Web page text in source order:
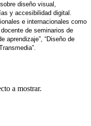
diseño visual,
y accesibilidad digital.
e internacionales como
de seminarios de
aprendizaje”, “Diseño de
a mostrar.